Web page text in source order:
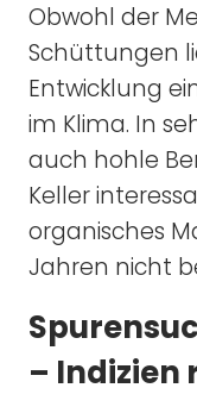
Obwohl der
Schüttungen
Entwicklung
im Klima. In
auch hohle
Keller
organisches
Jahren nicht
– Indizien